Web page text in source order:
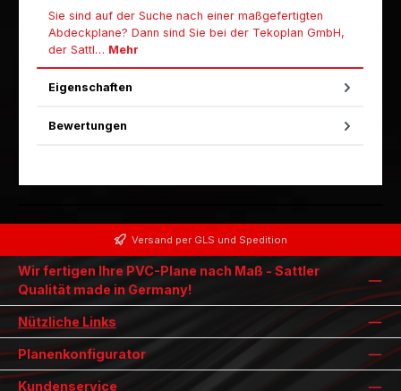
Sie sind auf der Suche nach einer maßgefertigten
Abdeckplane? Dann sind Sie bei der Tekoplan GmbH,
der Sattl… Mehr
Eigenschaften
Bewertungen
Versand per GLS und Spedition
Wir fertigen Ihre PVC-Plane nach Maß - Sattler
Qualität made in Germany!
Nützliche Links
Planenkonfigurator
Kundenservice